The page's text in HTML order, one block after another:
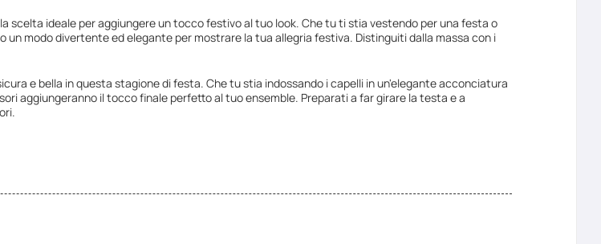
scelta ideale per aggiungere un tocco festivo al tuo look. Che tu ti stia vestendo per una festa o
modo divertente ed elegante per mostrare la tua allegria festiva. Distinguiti dalla massa con i
e bella in questa stagione di festa. Che tu stia indossando i capelli in un'elegante acconciatura
aggiungeranno il tocco finale perfetto al tuo ensemble. Preparati a far girare la testa e a